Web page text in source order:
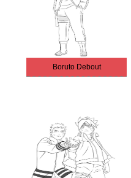
Boruto Debout